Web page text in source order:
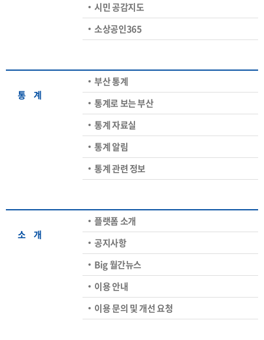
시민 공감지도
소상공인365
통ㅤ계
부산 통계
통계로 보는 부산
통계 자료실
통계 알림
통계 관련 정보
소ㅤ개
플랫폼 소개
공지사항
Big 월간뉴스
이용 안내
이용 문의 및 개선 요청